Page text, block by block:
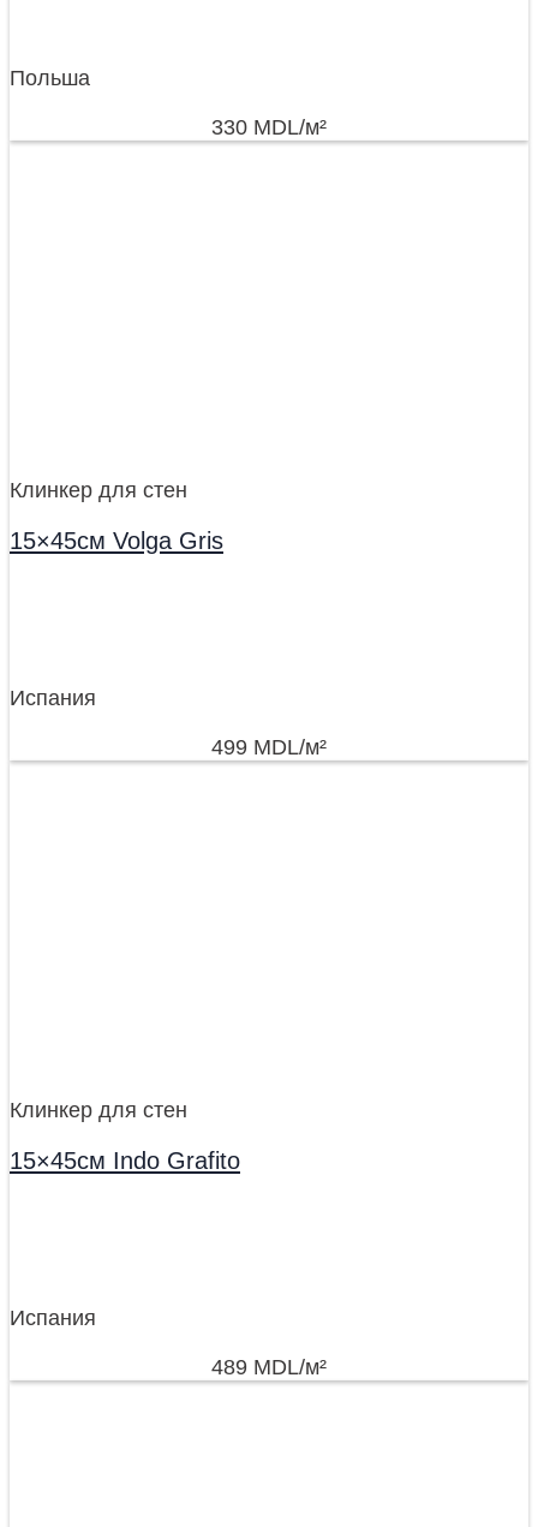
Польша
330 MDL/м²
Клинкер для стен
15×45см Volga Gris
Испания
499 MDL/м²
Клинкер для стен
15×45см Indo Grafito
Испания
489 MDL/м²